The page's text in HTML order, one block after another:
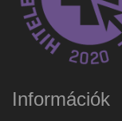
Információk